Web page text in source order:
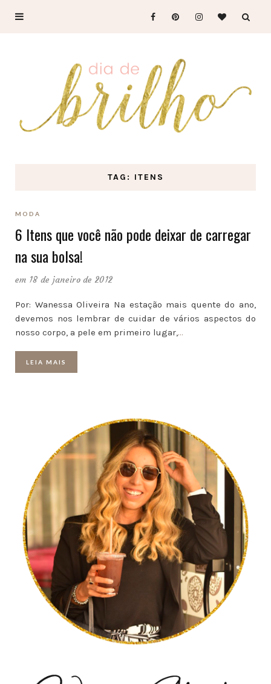
TAG: ITENS
MODA
6 Itens que você não pode deixar de carregar
na sua bolsa!
em 18 de janeiro de 2012
Por: Wanessa Oliveira Na estação mais quente do ano,
devemos nos lembrar de cuidar de vários aspectos do
nosso corpo, a pele em primeiro lugar,…
LEIA MAIS